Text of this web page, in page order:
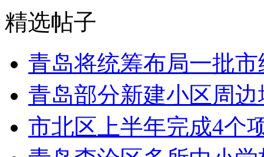
精选帖子
青岛将统筹布局一批市
青岛部分新建小区周
市北区上半年完成4个